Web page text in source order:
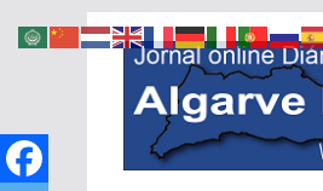
Skip
content